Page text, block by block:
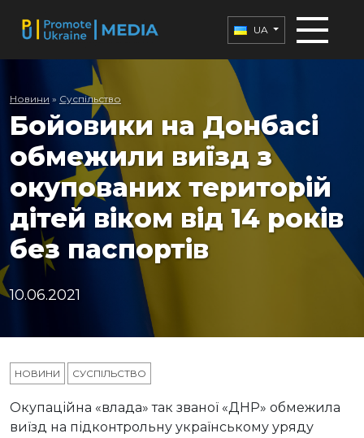
UA
Новини » Суспільство
Бойовики на Донбасі
обмежили виїзд з
окупованих територій
дітей віком від 14 років
без паспортів
10.06.2021
НОВИНИ СУСПІЛЬСТВО
Окупаційна «влада» так званої «ДНР» обмежила
виїзд на підконтрольну українському уряду